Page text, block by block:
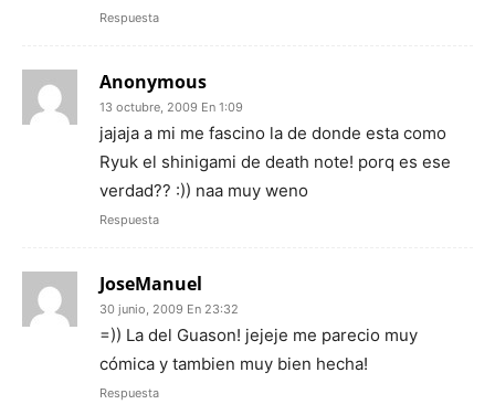
Respuesta
Anonymous
13 octubre, 2009 En 1:09
jajaja a mi me fascino la de donde esta como
Ryuk el shinigami de death note! porq es ese
verdad?? :)) naa muy weno
Respuesta
JoseManuel
30 junio, 2009 En 23:32
=)) La del Guason! jejeje me parecio muy
cómica y tambien muy bien hecha!
Respuesta